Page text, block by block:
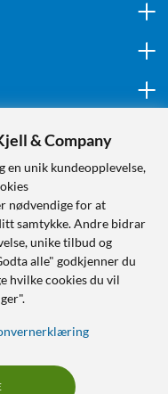
& Company
en unik kundeopplevelse,
nødvendige for at
samtykke. Andre bidrar
unike tilbud og
alle" godkjenner du
hvilke cookies du vil